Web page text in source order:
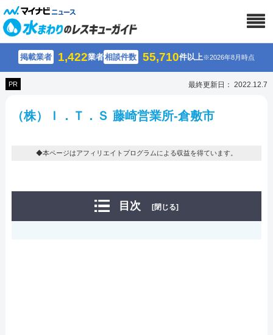
掲載業者 1,422業者相談件数 55,710件以上※2026年8月時点
PR 最終更新日： 2022.12.7
（株）Ｉ．Ｔ．Ｓ 藤崎営業所-倉敷市
◆本ページはアフィリエイトプログラムによる収益を得ています。
目次 [閉じる]